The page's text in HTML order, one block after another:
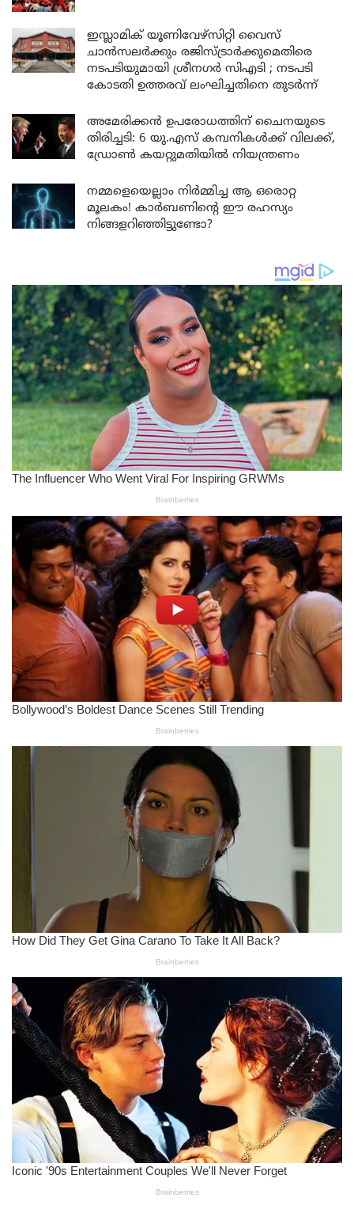
ഇസ്ലാമിക് യൂണിവേഴ്സിറ്റി വൈസ്
ചാൻസലർക്കും രജിസ്ട്രാർക്കുമെതിരെ
നടപടിയുമായി ശ്രീനഗർ സിഎടി ; നടപടി
കോടതി ഉത്തരവ് ലംഘിച്ചതിനെ തുടർന്ന്
അമേരിക്കൻ ഉപരോധത്തിന് ചൈനയുടെ
തിരിച്ചടി: 6 യു.എസ് കമ്പനികൾക്ക് വിലക്ക്,
ഡ്രോൺ കയറ്റുമതിയിൽ നിയന്ത്രണം
നമ്മളെയെല്ലാം നിർമ്മിച്ച ആ ഒരൊറ്റ
മൂലകം! കാർബണിന്റെ ഈ രഹസ്യം
നിങ്ങളറിഞ്ഞിട്ടുണ്ടോ?